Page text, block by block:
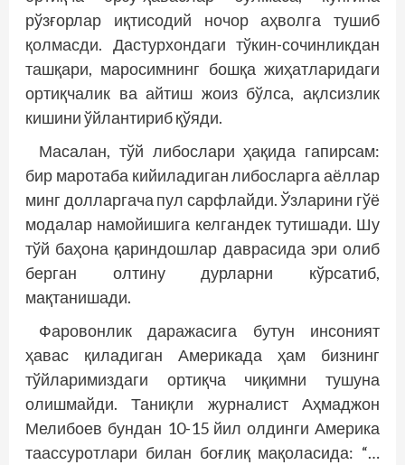
рўзғорлар иқтисодий ночор аҳволга тушиб
қолмасди. Дастурхондаги тўкин-сочинликдан
ташқари, маросимнинг бошқа жиҳатларидаги
ортиқчалик ва айтиш жоиз бўлса, ақлсизлик
кишини ўйлантириб қўяди.
Масалан, тўй либослари ҳақида гапирсам:
бир маротаба кийиладиган либосларга аёллар
минг долларгача пул сарфлайди. Ўзларини гўё
модалар намойишига келгандек тутишади. Шу
тўй баҳона қариндошлар даврасида эри олиб
берган олтину дурларни кўрсатиб,
мақтанишади.
Фаровонлик даражасига бутун инсоният
ҳавас қиладиган Америкада ҳам бизнинг
тўйларимиздаги ортиқча чиқимни тушуна
олишмайди. Таниқли журналист Аҳмаджон
Мелибоев бундан 10-15 йил олдинги Америка
таассуротлари билан боғлиқ мақоласида: “…